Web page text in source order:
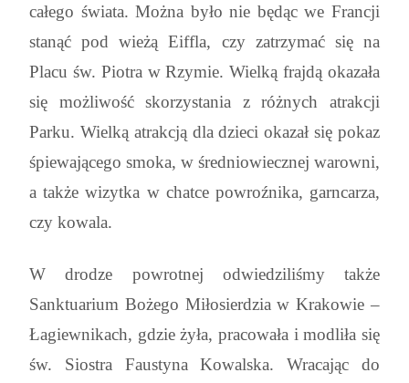
całego świata. Można było nie będąc we Francji
stanąć pod wieżą Eiffla, czy zatrzymać się na
Placu św. Piotra w Rzymie. Wielką frajdą okazała
się możliwość skorzystania z różnych atrakcji
Parku. Wielką atrakcją dla dzieci okazał się pokaz
śpiewającego smoka, w średniowiecznej warowni,
a także wizytka w chatce powroźnika, garncarza,
czy kowala.
W drodze powrotnej odwiedziliśmy także
Sanktuarium Bożego Miłosierdzia w Krakowie –
Łagiewnikach, gdzie żyła, pracowała i modliła się
św. Siostra Faustyna Kowalska. Wracając do